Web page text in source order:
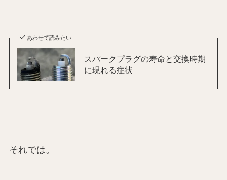
あわせて読みたい
スパークプラグの寿命と交換時期
に現れる症状
それでは。